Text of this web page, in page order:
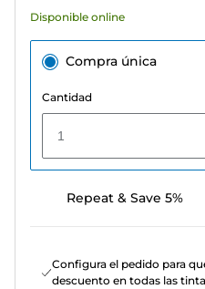
Disponible online
Compra única
Cantidad
1
Repeat & Save 5%
Configura el pedido para
descuento en todas las